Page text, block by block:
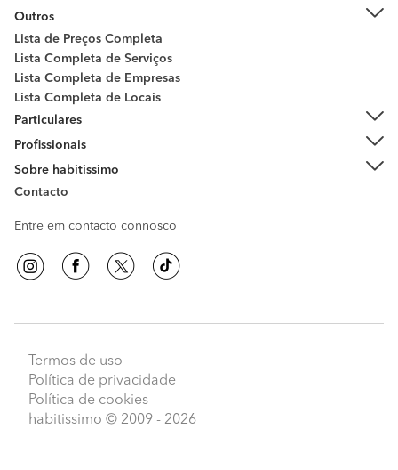
Outros
Lista de Preços Completa
Lista Completa de Serviços
Lista Completa de Empresas
Lista Completa de Locais
Particulares
Profissionais
Sobre habitissimo
Contacto
Entre em contacto connosco
Termos de uso
Política de privacidade
Política de cookies
habitissimo © 2009 - 2026